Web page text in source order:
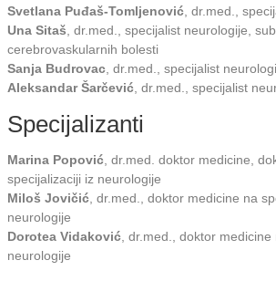
Svetlana Puđaš-Tomljenović , dr.med.,
Una Sitaš , dr.med., specijalist neurologije,
cerebrovaskularnih bolesti
Sanja Budrovac , dr.med., specijalist
Aleksandar Šarčević , dr.med., specijalist
Specijalizanti
Marina Popović , dr.med. doktor medicine,
specijalizaciji iz neurologije
Miloš Jovičić , dr.med., doktor medicine na
neurologije
Dorotea Vidaković , dr.med., doktor
neurologije